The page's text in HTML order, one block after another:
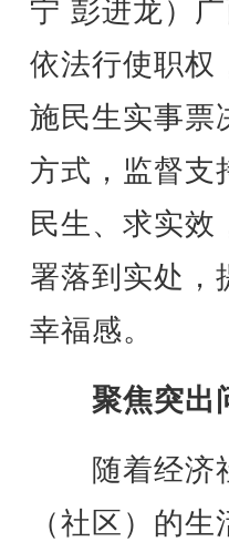
宁 彭进龙）
依法行使职权
施民生实事票
方式，监督支
民生、求实效
署落到实处，
幸福感。
聚焦突出
随着经济社
（社区）的